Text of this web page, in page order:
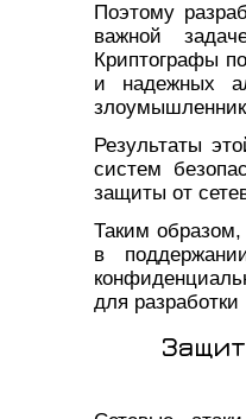
Поэтому
важной
Криптографы
и надежных
Результаты
систем
защиты от
Таким
в
для